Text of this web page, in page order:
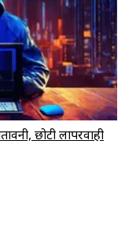
छोटी लापरवाही